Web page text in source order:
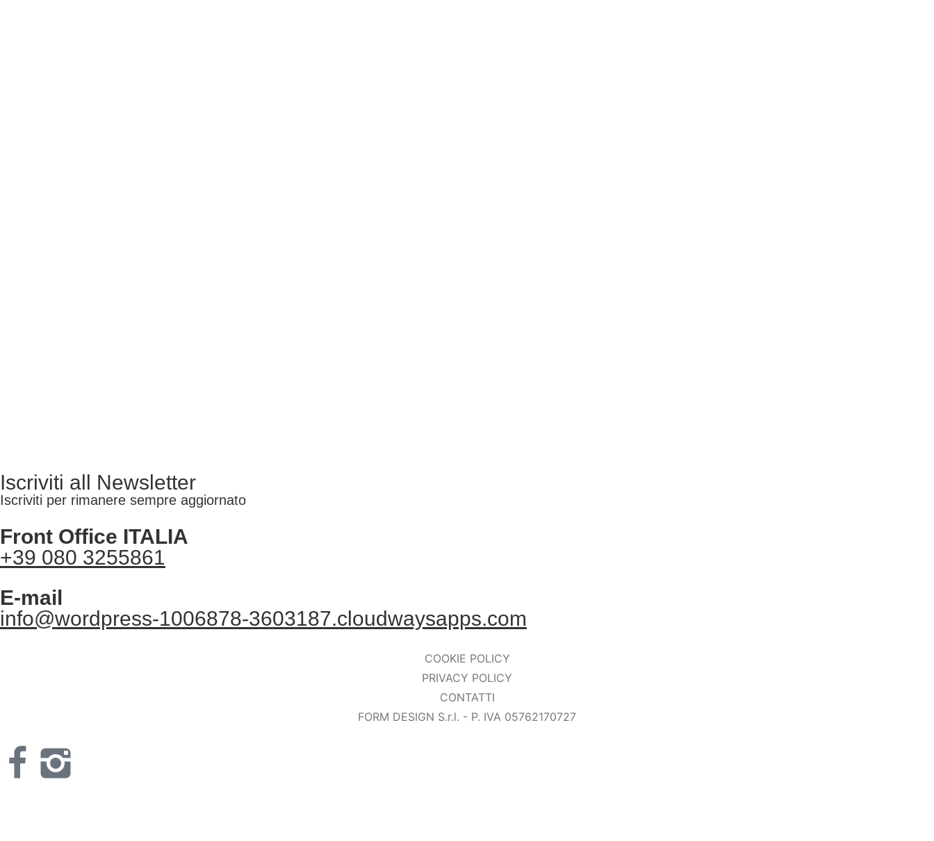
Iscriviti all Newsletter
Iscriviti per rimanere sempre aggiornato
Front Office ITALIA
+39 080 3255861
E-mail
info@wordpress-1006878-3603187.cloudwaysapps.com
COOKIE POLICY
PRIVACY POLICY
CONTATTI
FORM DESIGN S.r.l. - P. IVA 05762170727